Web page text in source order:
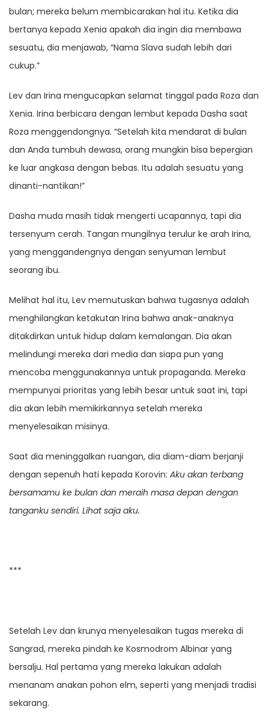
bulan; mereka belum membicarakan hal itu. Ketika dia
bertanya kepada Xenia apakah dia ingin dia membawa
sesuatu, dia menjawab, “Nama Slava sudah lebih dari
cukup.”
Lev dan Irina mengucapkan selamat tinggal pada Roza dan
Xenia. Irina berbicara dengan lembut kepada Dasha saat
Roza menggendongnya. “Setelah kita mendarat di bulan
dan Anda tumbuh dewasa, orang mungkin bisa bepergian
ke luar angkasa dengan bebas. Itu adalah sesuatu yang
dinanti-nantikan!”
Dasha muda masih tidak mengerti ucapannya, tapi dia
tersenyum cerah. Tangan mungilnya terulur ke arah Irina,
yang menggandengnya dengan senyuman lembut
seorang ibu.
Melihat hal itu, Lev memutuskan bahwa tugasnya adalah
menghilangkan ketakutan Irina bahwa anak-anaknya
ditakdirkan untuk hidup dalam kemalangan. Dia akan
melindungi mereka dari media dan siapa pun yang
mencoba menggunakannya untuk propaganda. Mereka
mempunyai prioritas yang lebih besar untuk saat ini, tapi
dia akan lebih memikirkannya setelah mereka
menyelesaikan misinya.
Saat dia meninggalkan ruangan, dia diam-diam berjanji
dengan sepenuh hati kepada Korovin: Aku akan terbang
bersamamu ke bulan dan meraih masa depan dengan
tanganku sendiri. Lihat saja aku.
***
Setelah Lev dan krunya menyelesaikan tugas mereka di
Sangrad, mereka pindah ke Kosmodrom Albinar yang
bersalju. Hal pertama yang mereka lakukan adalah
menanam anakan pohon elm, seperti yang menjadi tradisi
sekarang.